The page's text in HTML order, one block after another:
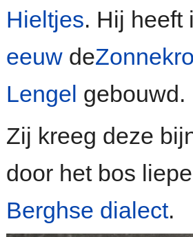
Hieltjes. Hij
eeuw de
Lengel gebouwd.
Zij kreeg deze
door het bos
Berghse dialect.